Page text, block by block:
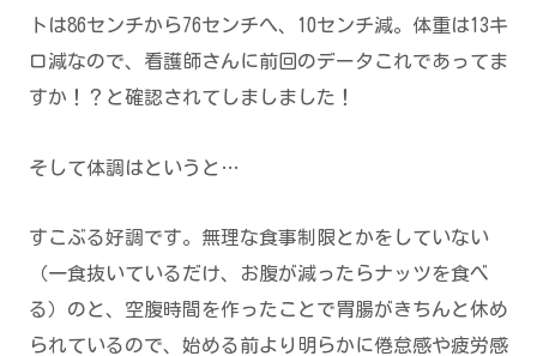
トは86センチから76センチへ、10センチ減。体重は13キ
ロ減なので、看護師さんに前回のデータこれであってま
すか！？と確認されてしましました！
そして体調はというと…
すこぶる好調です。無理な食事制限とかをしていない
（一食抜いているだけ、お腹が減ったらナッツを食べ
る）のと、空腹時間を作ったことで胃腸がきちんと休め
られているので、始める前より明らかに倦怠感や疲労感